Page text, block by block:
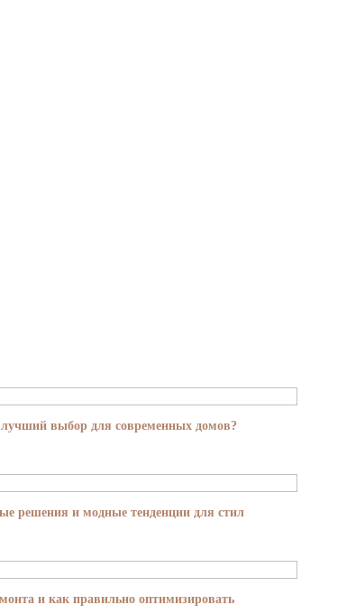
выбор для современных домов?
решения и модные тенденции для стил
и как правильно оптимизировать